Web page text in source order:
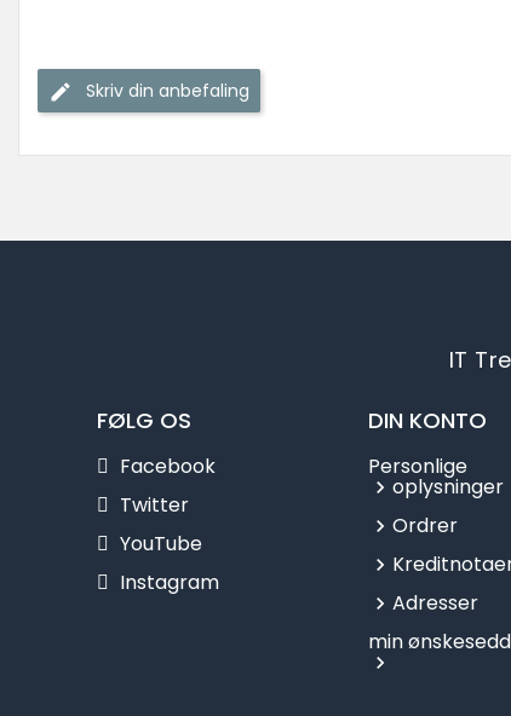
Skriv din anbefaling
IT
FØLG OS
Facebook
Twitter
YouTube
Instagram
DIN KONTO
Personlige
oplysninger
Ordrer
Adresser
min